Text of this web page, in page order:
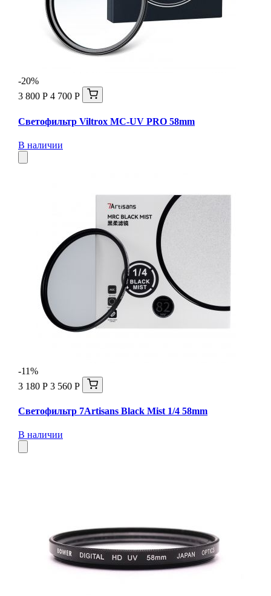
-20%
3 800 Р 4 700 Р
Светофильтр Viltrox MC-UV PRO 58mm
В наличии
-11%
3 180 Р 3 560 Р
Светофильтр 7Artisans Black Mist 1/4 58mm
В наличии